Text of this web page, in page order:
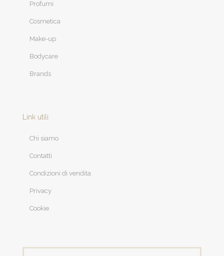
Profumi
Cosmetica
Make-up
Bodycare
Brands
Link utili
Chi siamo
Contatti
Condizioni di vendita
Privacy
Cookie